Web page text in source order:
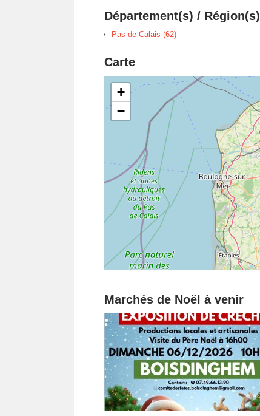
Département(s) / Région(s)
Pas-de-Calais (62)
Carte
+
−
Marchés de Noël à venir